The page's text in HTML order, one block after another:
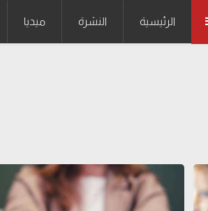
الرئيسية النشرة ميديا